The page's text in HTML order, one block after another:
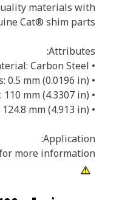
materials with
Cat® shim parts.
Attributes:
• Material: Carbon Steel
• Thickness: 0.5 mm (0.0196 in)
• Inside Diameter: 110 mm (4.3307 in)
• Outside Diameter: 124.8 mm (4.913 in)
Application:
more information.